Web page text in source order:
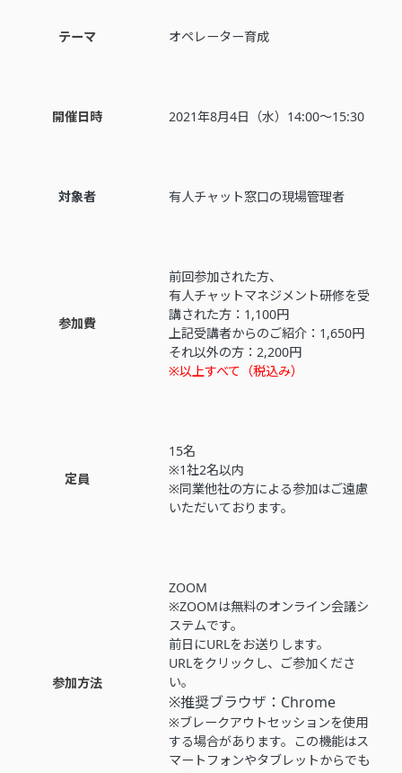
テーマ オペレーター育成
開催日時 2021年8月4日（水）14:00〜15:30
対象者 有人チャット窓口の現場管理者
参加費
前回参加された方、
有人チャットマネジメント研修を受
講された方：1,100円
上記受講者からのご紹介：1,650円
それ以外の方：2,200円
※以上すべて（税込み）
定員
15名
※1社2名以内
※同業他社の方による参加はご遠慮
いただいております。
参加方法
ZOOM
※ZOOMは無料のオンライン会議シ
ステムです。
前日にURLをお送りします。
URLをクリックし、ご参加くださ
い。
※推奨ブラウザ：Chrome
※ブレークアウトセッションを使用
する場合があります。この機能はス
マートフォンやタブレットからでも